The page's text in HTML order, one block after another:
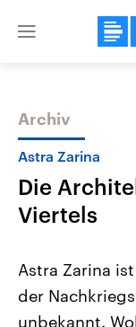
Close
Themen
Landtagswahl
Archiv
Astra Zarina
Die
Viertels
Astra Zarina
der
unbekannt.